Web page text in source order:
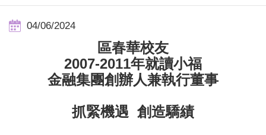
04/06/2024
區春華校友
2007-2011年就讀小福
金融集團創辦人兼執行董事
抓緊機遇 創造驕績